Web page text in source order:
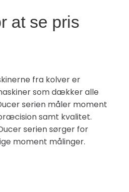
at se pris
fra kolver er
som dækker alle
serien måler moment
samt kvalitet.
serien sørger for
moment målinger.